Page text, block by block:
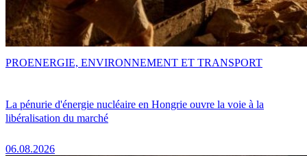
La pénurie d'énergie nucléaire en Hongrie ouvre la voie à la
libéralisation du marché
06.08.2026
PROENERGIE, ENVIRONNEMENT ET TRANSPORT